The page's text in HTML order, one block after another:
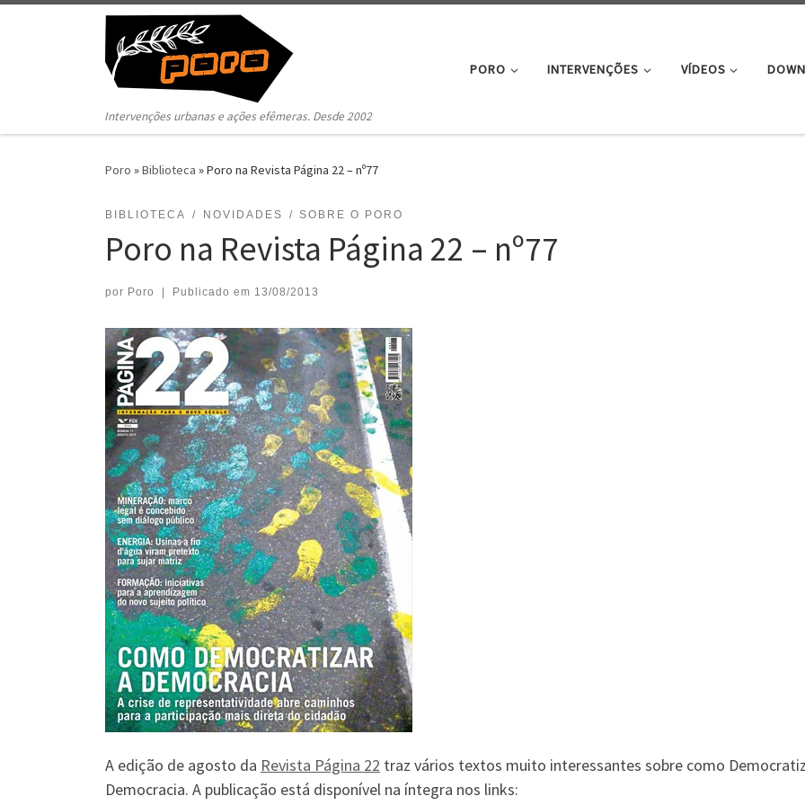
Pular para o conteúdo
Intervenções urbanas e ações efêmeras. Desde 2002
PORO INTERVENÇÕES VÍDEOS
Poro »Biblioteca »Poro na Revista Página 22 – nº77
BIBLIOTECA NOVIDADES SOBRE O PORO
Poro na Revista Página 22 – nº77
por Poro Publicado em 13/08/2013
A edição de agosto da Revista Página 22 traz vários textos muito interessantes sobre como
Democracia. A publicação está disponível na íntegra nos links: